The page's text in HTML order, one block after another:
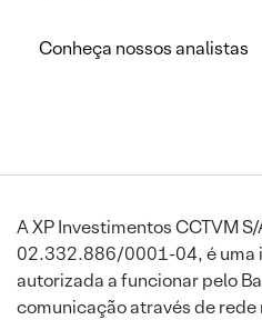
Conheça nossos analistas
A XP Investimentos CCTVM
02.332.886/0001-04, é uma
autorizada a funcionar pelo
comunicação através de